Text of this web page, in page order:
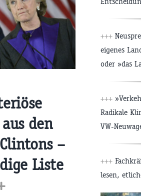
den
–
Liste
+++
eigenes
oder »das
+++
Radikale
VW-
+++
lesen,